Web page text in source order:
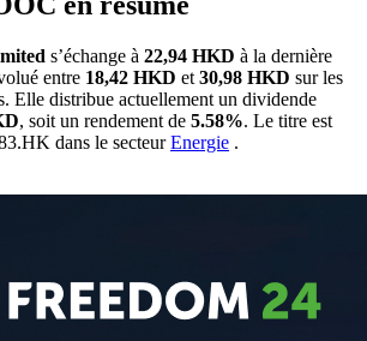
s’échange à 22,94 HKD à la dernière
entre 18,42 HKD et 30,98 HKD sur les
Elle distribue actuellement un dividende
, soit un rendement de 5.58%. Le titre est
dans le secteurEnergie .